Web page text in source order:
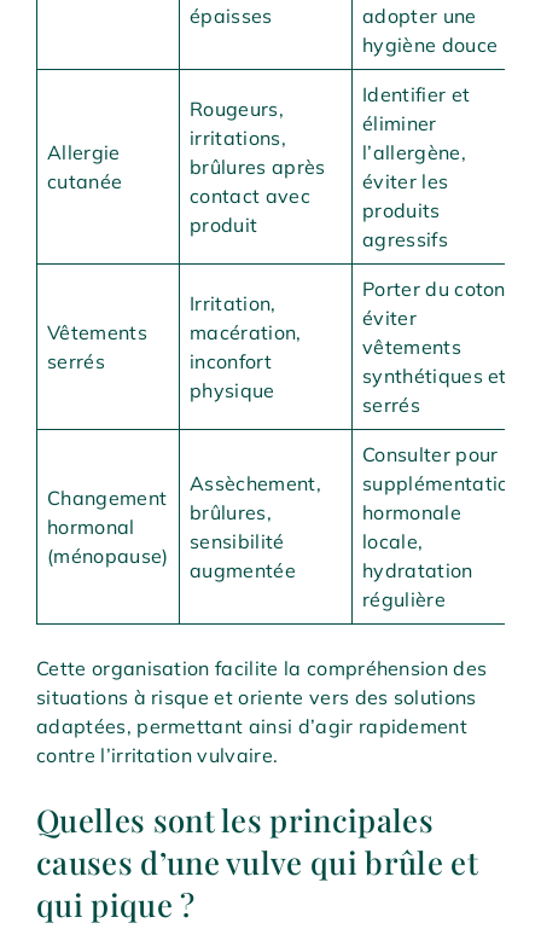
épaisses
adopter une
hygiène douce
Allergie
cutanée
Rougeurs,
irritations,
brûlures après
contact avec
produit
Identifier et
éliminer
l’allergène,
éviter les
produits
agressifs
Vêtements
serrés
Irritation,
macération,
inconfort
physique
Porter du coton,
éviter
vêtements
synthétiques et
serrés
Changement
hormonal
(ménopause)
Assèchement,
brûlures,
sensibilité
augmentée
Consulter pour
supplémentation
hormonale
locale,
hydratation
régulière
Cette organisation facilite la compréhension des
situations à risque et oriente vers des solutions
adaptées, permettant ainsi d’agir rapidement
contre l’irritation vulvaire.
Quelles sont les principales
causes d’une vulve qui brûle et
qui pique ?